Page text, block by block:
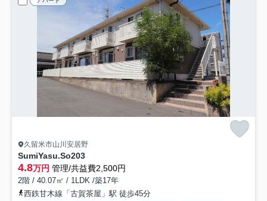
久留米市山川安居野
SumiYasu.So203
4.8万円 管理/共益費2,500円
2階 / 40.07㎡ / 1LDK /築17年
西鉄甘木線「古賀茶屋」駅 徒歩45分